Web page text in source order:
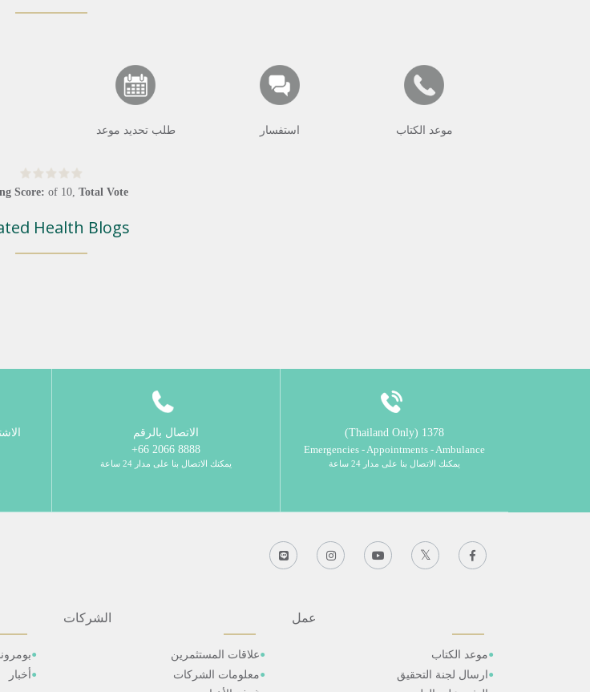
موعد الكتاب استفسار طلب تحديد موعد
Score: of 10 Total Vote:
Health Blogs
1378 (Thailand Only)
Emergencies - Appointments - Ambulance
يمكنك الاتصال بنا على مدار 24 ساعة
الاتصال بالرقم
8888 2066 66+
يمكنك الاتصال بنا على مدار 24 ساعة
عمل
موعد الكتاب
ارسال لجنة التحقيق
الشركات
علاقات المستثمرين
معلومات الشركات
أخبار